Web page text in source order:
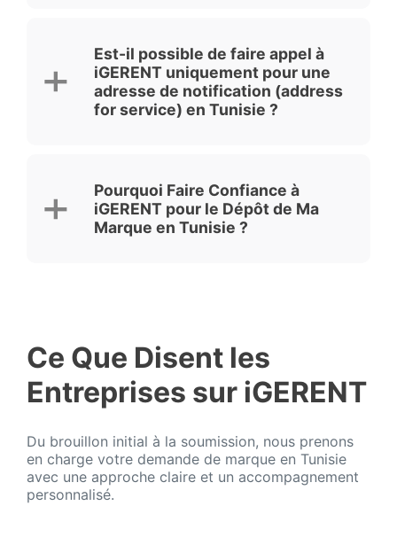
Est-il possible de faire appel à
iGERENT uniquement pour une
adresse de notification (address
for service) en Tunisie ?
Pourquoi Faire Confiance à
iGERENT pour le Dépôt de Ma
Marque en Tunisie ?
Ce Que Disent les
Entreprises sur iGERENT
Du brouillon initial à la soumission, nous prenons
en charge votre demande de marque en Tunisie
avec une approche claire et un accompagnement
personnalisé.